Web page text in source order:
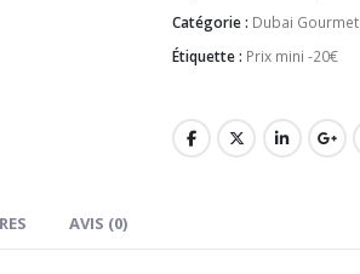
Catégorie : Dubai Gourmet
Étiquette : Prix mini -20€
AVIS (0)